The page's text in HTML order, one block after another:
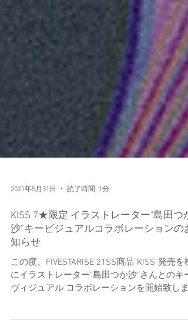
2021年5月31日 読了時間: 1分
KISS 7★限定 イラストレーター"島田つか
沙”キービジュアルコラボレーションのお
知らせ
にイラストレーター”島田つか沙”さんとのキー